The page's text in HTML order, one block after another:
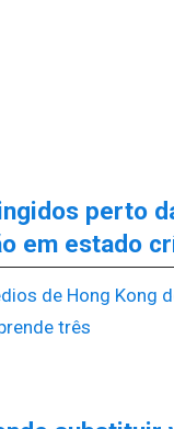
perto
em estado
de Hong Kong
três